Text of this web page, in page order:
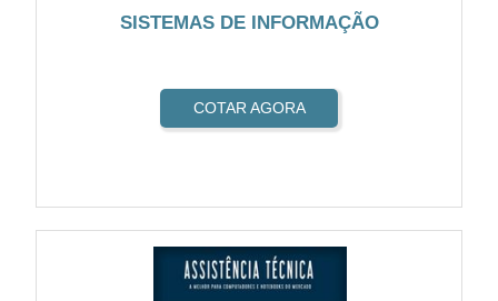
SISTEMAS DE INFORMAÇÃO
COTAR AGORA